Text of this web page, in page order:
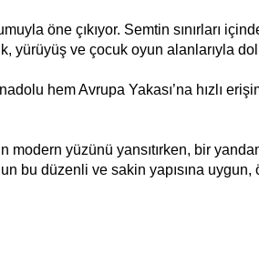
öne çıkıyor. Semtin sınırları
yürüyüş ve çocuk oyun alanlarıyla
hem Avrupa Yakası’na hızlı
yüzünü yansıtırken, bir
bu düzenli ve sakin yapısına uygun,